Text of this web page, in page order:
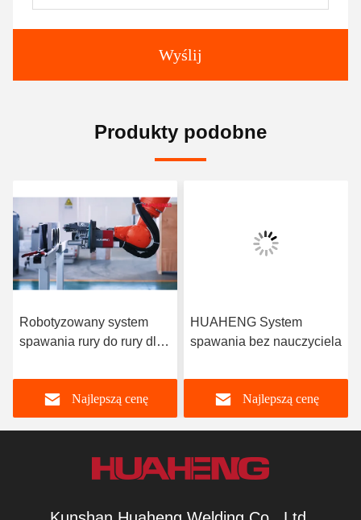
Wyślij
Produkty podobne
Robotyzowany system
spawania rury do rury dla
Najlepszą cenę
HUAHENG System
spawania bez nauczyciela
Najlepszą cenę